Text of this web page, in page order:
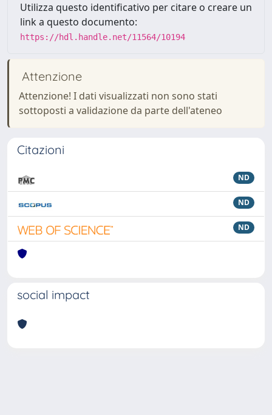
Utilizza questo identificativo per citare o creare un
link a questo documento:
https://hdl.handle.net/11564/10194
Attenzione
Attenzione! I dati visualizzati non sono stati
sottoposti a validazione da parte dell'ateneo
Citazioni
ND
ND
ND
social impact